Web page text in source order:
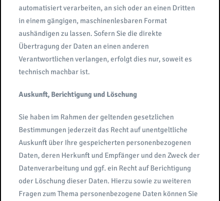
automatisiert verarbeiten, an sich oder an einen Dritten
in einem gängigen, maschinenlesbaren Format
aushändigen zu lassen. Sofern Sie die direkte
Übertragung der Daten an einen anderen
Verantwortlichen verlangen, erfolgt dies nur, soweit es
technisch machbar ist.
Auskunft, Berichtigung und Löschung
Sie haben im Rahmen der geltenden gesetzlichen
Bestimmungen jederzeit das Recht auf unentgeltliche
Auskunft über Ihre gespeicherten personenbezogenen
Daten, deren Herkunft und Empfänger und den Zweck der
Datenverarbeitung und ggf. ein Recht auf Berichtigung
oder Löschung dieser Daten. Hierzu sowie zu weiteren
Fragen zum Thema personenbezogene Daten können Sie